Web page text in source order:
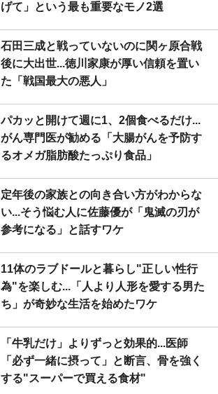
げて」という最も重要なモノ2選
石田三成と戦っていないのに関ヶ原合戦
後に大出世...徳川家康が厚い信頼を置い
た「戦国最大の悪人」
パカッと開けて週に1、2個食べるだけ...
がん専門医が勧める「大腸がんを予防す
るオメガ脂肪酸たっぷり食品」
定年後の家族との向き合い方がわからな
い...そう悩む人に佐藤優が「鬼滅の刃が
参考になる」と話すワケ
11体のラブドールと暮らし"正しい性行
為"を楽しむ...「人より人形を愛する男た
ち」が奇妙な生活を始めたワケ
「牛乳だけ」よりずっと効果的...医師
「必ず一緒に摂って」と断言、骨を強く
する"スーパーで買える食材"